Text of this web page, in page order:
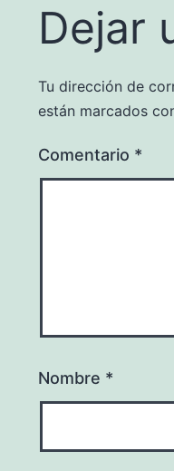
Dejar
Tu dirección de
están marcados
Comentario *
Nombre *